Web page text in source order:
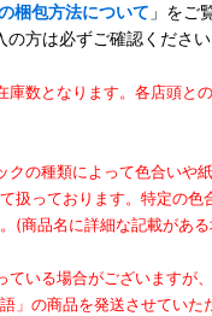
梱包方法について 」をご
方は必ずご確認ください
庫数となります。各店頭と
クの種類によって色合いや
扱っております。特定の色
(商品名に詳細な記載があ
ている場合がございますが
」の商品を発送させていた